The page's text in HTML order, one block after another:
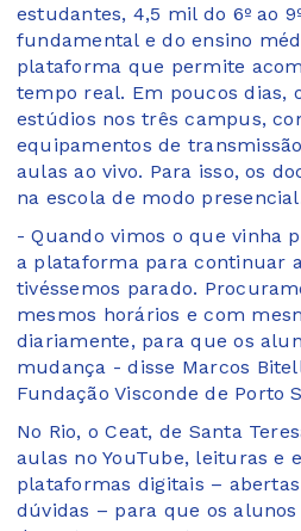
estudantes, 4,5 mil do 6º ao
fundamental e do ensino
plataforma que permite
tempo real. Em poucos dias,
estúdios nos três campus,
equipamentos de
aulas ao vivo. Para isso, os
na escola de modo
- Quando vimos o que vinha
a plataforma para continuar
tivéssemos parado.
mesmos horários e com
diariamente, para que os
mudança - disse Marcos
Fundação Visconde de Porto
No Rio, o Ceat, de Santa
aulas no YouTube, leituras e
plataformas digitais –
dúvidas – para que os